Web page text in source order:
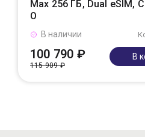
Max 256 ГБ, Dual eSIM,
O
В наличии
100 790 ₽
115 909 ₽
В